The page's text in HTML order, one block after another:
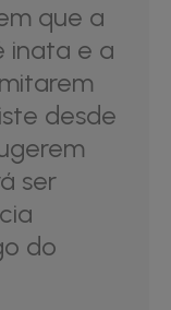
que a
inata e a
desde
ser
do